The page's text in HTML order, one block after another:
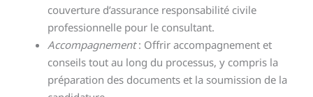
couverture d’assurance responsabilité civile
professionnelle pour le consultant.
Accompagnement: Offrir accompagnement et
conseils tout au long du processus, y compris la
préparation des documents et la soumission de la